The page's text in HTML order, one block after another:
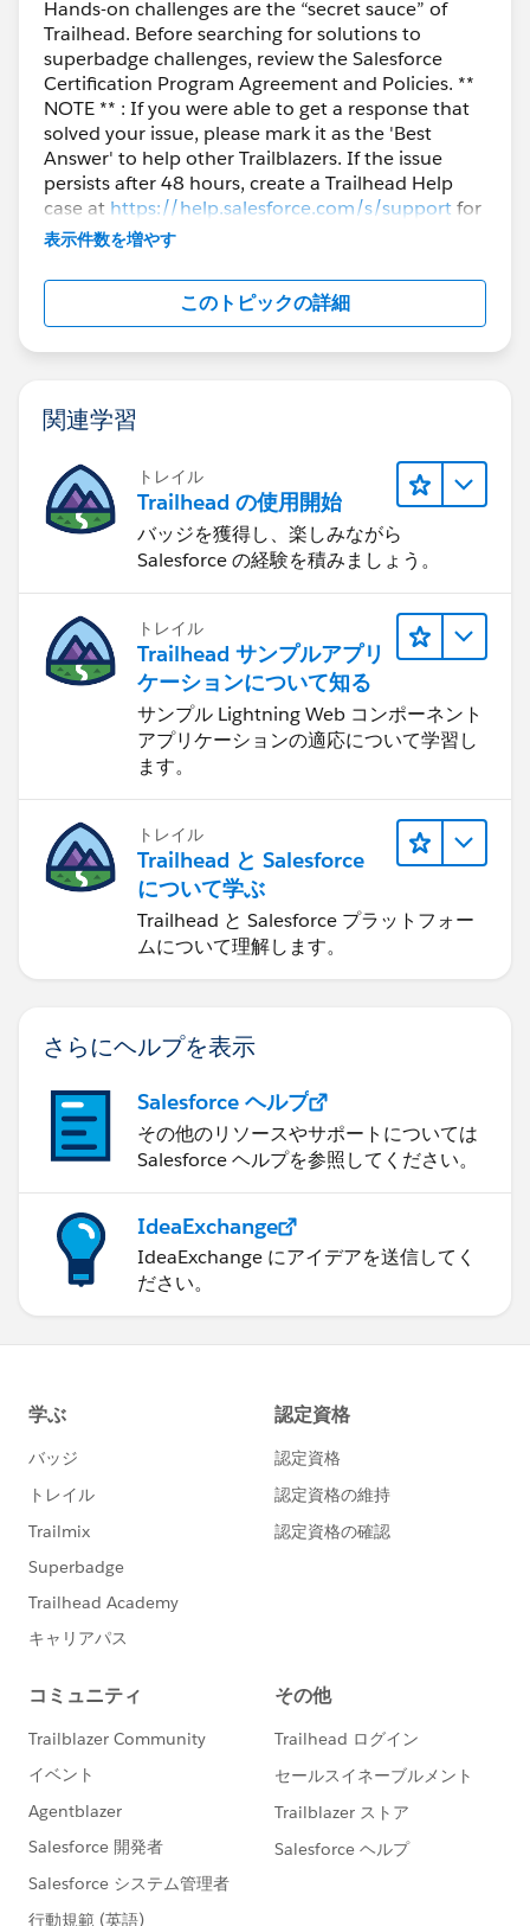
Hands-on challenges are the “secret sauce” of
Trailhead. Before searching for solutions to
superbadge challenges, review the Salesforce
Certification Program Agreement and Policies. **
NOTE ** : If you were able to get a response that
solved your issue, please mark it as the 'Best
Answer' to help other Trailblazers. If the issue
persists after 48 hours, create a Trailhead Help
case at https://help.salesforce.com/s/supportfor
further assistance.
表示件数を増やす
このトピックの詳細
関連学習
トレイル
Trailhead の使用開始
バッジを獲得し、楽しみながら
Salesforce の経験を積みましょう。
トレイル
Trailhead サンプルアプリ
ケーションについて知る
サンプル Lightning Web コンポーネント
アプリケーションの適応について学習し
ます。
トレイル
Trailhead と Salesforce
について学ぶ
Trailhead と Salesforce プラットフォー
ムについて理解します。
さらにヘルプを表示
Salesforce ヘルプ
その他のリソースやサポートについては
Salesforce ヘルプを参照してください。
IdeaExchange
IdeaExchange にアイデアを送信してく
ださい。